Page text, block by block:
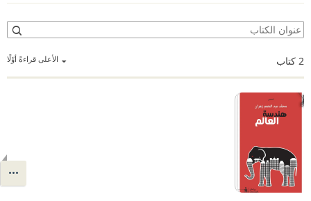
الأعلى قراءةً أوّلًا 2 كتاب